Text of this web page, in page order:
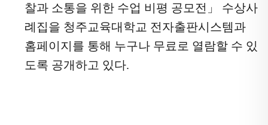
찰과 소통을 위한 수업 비평 공모전 」 수상사
례집을 청주교육대학교 전자출판시스템과
홈페이지를 통해 누구나 무료로 열람할 수 있
도록 공개하고 있다.